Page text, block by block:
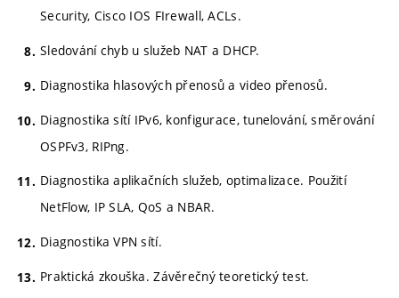
Security, Cisco IOS FIrewall, ACLs.
Sledování chyb u služeb NAT a DHCP.
Diagnostika hlasových přenosů a video přenosů.
Diagnostika sítí IPv6, konfigurace, tunelování, směrování
OSPFv3, RIPng.
Diagnostika aplikačních služeb, optimalizace. Použití
NetFlow, IP SLA, QoS a NBAR.
Diagnostika VPN sítí.
Praktická zkouška. Závěrečný teoretický test.